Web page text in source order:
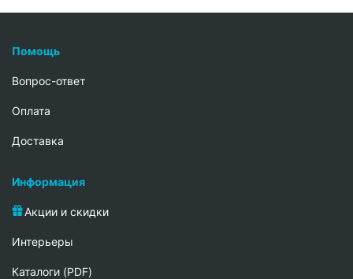
Помощь
Вопрос-ответ
Oплата
Доставка
Информация
Акции и скидки
Интерьеры
Каталоги (PDF)